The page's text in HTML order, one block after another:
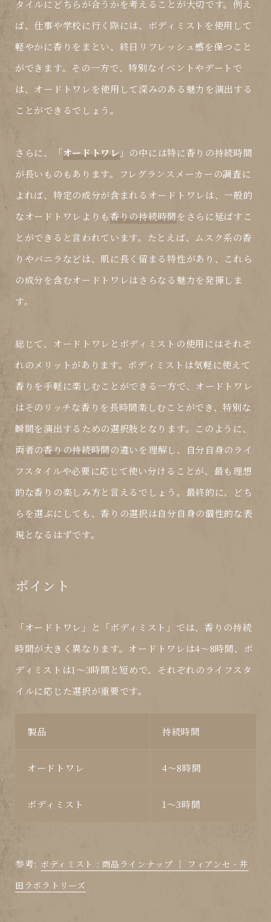
タイルにどちらが合うかを考えることが大切です。例え
ば、仕事や学校に行く際には、ボディミストを使用して
軽やかに香りをまとい、終日リフレッシュ感を保つこと
ができます。その一方で、特別なイベントやデートで
は、オードトワレを使用して深みのある魅力を演出する
ことができるでしょう。
さらに、「オードトワレ 」の中には特に香りの持続時間
が長いものもあります。フレグランスメーカーの調査に
よれば、特定の成分が含まれるオードトワレは、一般的
なオードトワレよりも香りの持続時間をさらに延ばすこ
とができると言われています。たとえば、ムスク系の香
りやバニラなどは、肌に長く留まる特性があり、これら
の成分を含むオードトワレはさらなる魅力を発揮しま
す。
総じて、オードトワレとボディミストの使用にはそれぞ
れのメリットがあります。ボディミストは気軽に使えて
香りを手軽に楽しむことができる一方で、オードトワレ
はそのリッチな香りを長時間楽しむことができ、特別な
瞬間を演出するための選択肢となります。このように、
両者の香りの持続時間の違いを理解し、自分自身のライ
フスタイルや必要に応じて使い分けることが、最も理想
的な香りの楽しみ方と言えるでしょう。最終的に、どち
らを選ぶにしても、香りの選択は自分自身の個性的な表
現となるはずです。
ポイント
「オードトワレ」と「ボディミスト」では、 香りの持続
時間が大きく異なります。 オードトワレは4～8時間、
ボ
ディミスト は1～3時間と短めで、それぞれのライフスタ
イルに応じた選択が重要です。
製品 持続時間
オードトワレ 4〜8時間
ボディミスト 1〜3時間
参考: ボディミスト : 商品ラインナップ ｜ フィアンセ - 井
田ラボラトリーズ